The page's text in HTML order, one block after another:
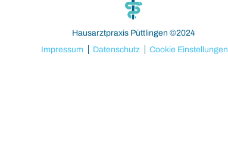
Hausarztpraxis Püttlingen ©2024
Impressum
Datenschutz Cookie Einstellungen